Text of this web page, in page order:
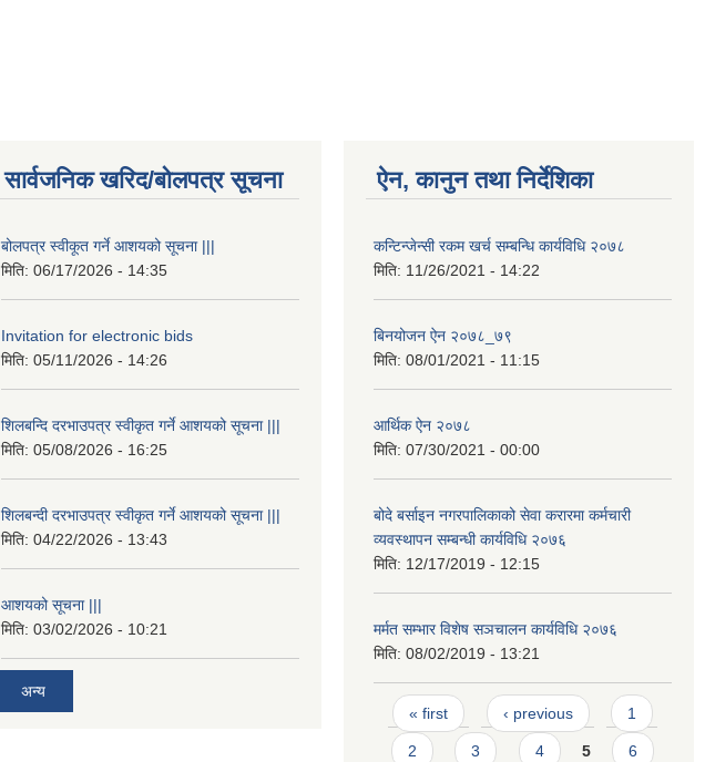
सार्वजनिक खरिद/बोलपत्र सूचना
बोलपत्र स्वीकूत गर्ने आशयको सूचना |||
मिति: 06/17/2026 - 14:35
Invitation for electronic bids
मिति: 05/11/2026 - 14:26
शिलबन्दि दरभाउपत्र स्वीकृत गर्ने आशयको सूचना |||
मिति: 05/08/2026 - 16:25
शिलबन्दी दरभाउपत्र स्वीकृत गर्ने आशयको सूचना |||
मिति: 04/22/2026 - 13:43
आशयको सूचना |||
मिति: 03/02/2026 - 10:21
अन्य
ऐन, कानुन तथा निर्देशिका
कन्टिन्जेन्सी रकम खर्च सम्बन्धि कार्यविधि २०७८
मिति: 11/26/2021 - 14:22
बिनयोजन ऐन २०७८_७९
मिति: 08/01/2021 - 11:15
आर्थिक ऐन २०७८
मिति: 07/30/2021 - 00:00
बोदे बर्साइन नगरपालिकाको सेवा करारमा कर्मचारी
व्यवस्थापन सम्बन्धी कार्यविधि २०७६
मिति: 12/17/2019 - 12:15
मर्मत सम्भार विशेष सञचालन कार्यविधि २०७६
मिति: 08/02/2019 - 13:21
Pages
« first ‹ previous 1
2 3 4 5 6